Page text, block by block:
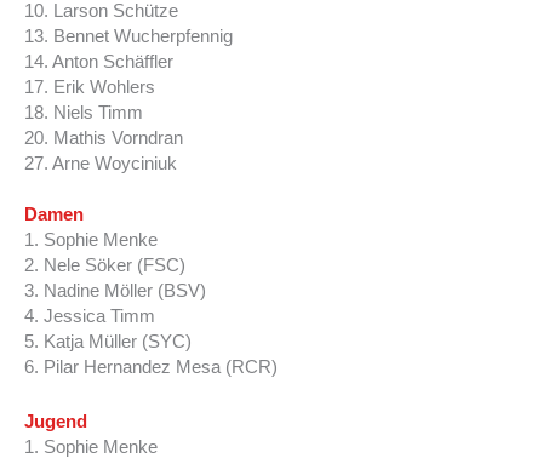
10. Larson Schütze
13. Bennet Wucherpfennig
14. Anton Schäffler
17. Erik Wohlers
18. Niels Timm
20. Mathis Vorndran
27. Arne Woyciniuk
Damen
1. Sophie Menke
2. Nele Söker (FSC)
3. Nadine Möller (BSV)
4. Jessica Timm
5. Katja Müller (SYC)
6. Pilar Hernandez Mesa (RCR)
Jugend
1. Sophie Menke